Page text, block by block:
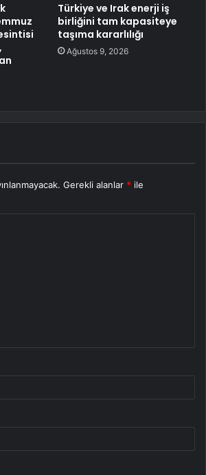
Türkiye ve Irak enerji iş
birliğini tam kapasiteye
taşıma kararlılığı
Ağustos 9, 2026
Gerekli alanlar * ile